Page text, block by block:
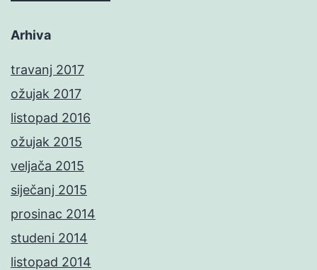
Arhiva
travanj 2017
ožujak 2017
listopad 2016
ožujak 2015
veljača 2015
siječanj 2015
prosinac 2014
studeni 2014
listopad 2014